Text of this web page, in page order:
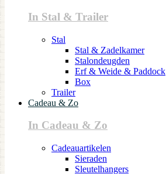
In Stal & Trailer
Stal
Stal & Zadelkamer
Stalondeugden
Erf & Weide & Paddock
Box
Trailer
Cadeau & Zo
In Cadeau & Zo
Cadeauartikelen
Sieraden
Sleutelhangers